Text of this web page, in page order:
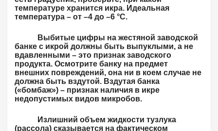
температуре хранится икра. Идеальная
температура – от –4 до –6 °С.
Выбитые цифры на жестяной заводской
банке с икрой должны быть выпуклыми, а не
вдавленными – это признак заводского
продукта. Осмотрите банку на предмет
внешних повреждений, она ни в коем случае не
должна быть вздутой. Вздутая банка
(«бомбаж») – признак наличия в икре
недопустимых видов микробов.
Излишний объем жидкости тузлука
(рассола) сказывается на фактическом